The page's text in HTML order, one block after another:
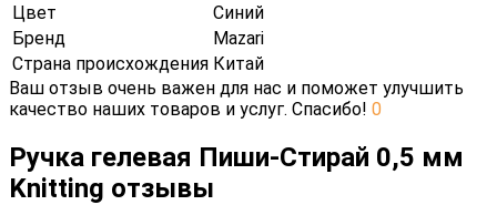
Цвет
Синий
Бренд
Mazari
Страна происхождения Китай
Ваш отзыв очень важен для нас и поможет улучшить
качество наших товаров и услуг. Спасибо! 0
Ручка гелевая Пиши-Стирай 0,5 мм
Knitting отзывы